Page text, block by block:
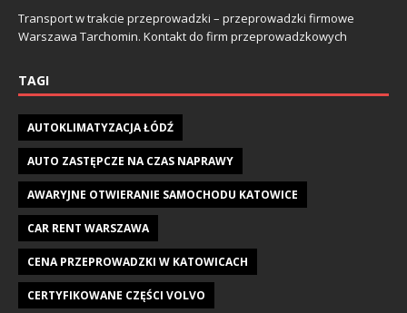
Transport w trakcie przeprowadzki – przeprowadzki firmowe
Warszawa Tarchomin. Kontakt do firm przeprowadzkowych
TAGI
AUTOKLIMATYZACJA ŁÓDŹ
AUTO ZASTĘPCZE NA CZAS NAPRAWY
AWARYJNE OTWIERANIE SAMOCHODU KATOWICE
CAR RENT WARSZAWA
CENA PRZEPROWADZKI W KATOWICACH
CERTYFIKOWANE CZĘŚCI VOLVO